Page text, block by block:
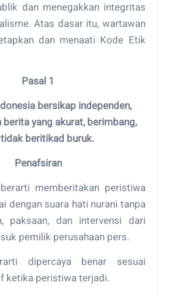
dan menegakkan integritas
Atas dasar itu, wartawan
dan menaati Kode Etik
Pasal 1
bersikap independen,
berita yang akurat, berimbang,
beritikad buruk.
Penafsiran
memberitakan peristiwa
dengan suara hati nurani tanpa
paksaan, dan intervensi dari
pemilik perusahaan pers.
dipercaya benar sesuai
ketika peristiwa terjadi.